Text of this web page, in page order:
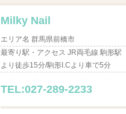
Milky Nail
エリア名 群馬県前橋市
最寄り駅・アクセス JR両毛線 駒形駅
より徒歩15分/駒形I.Cより車で5分
TEL:027-289-2233